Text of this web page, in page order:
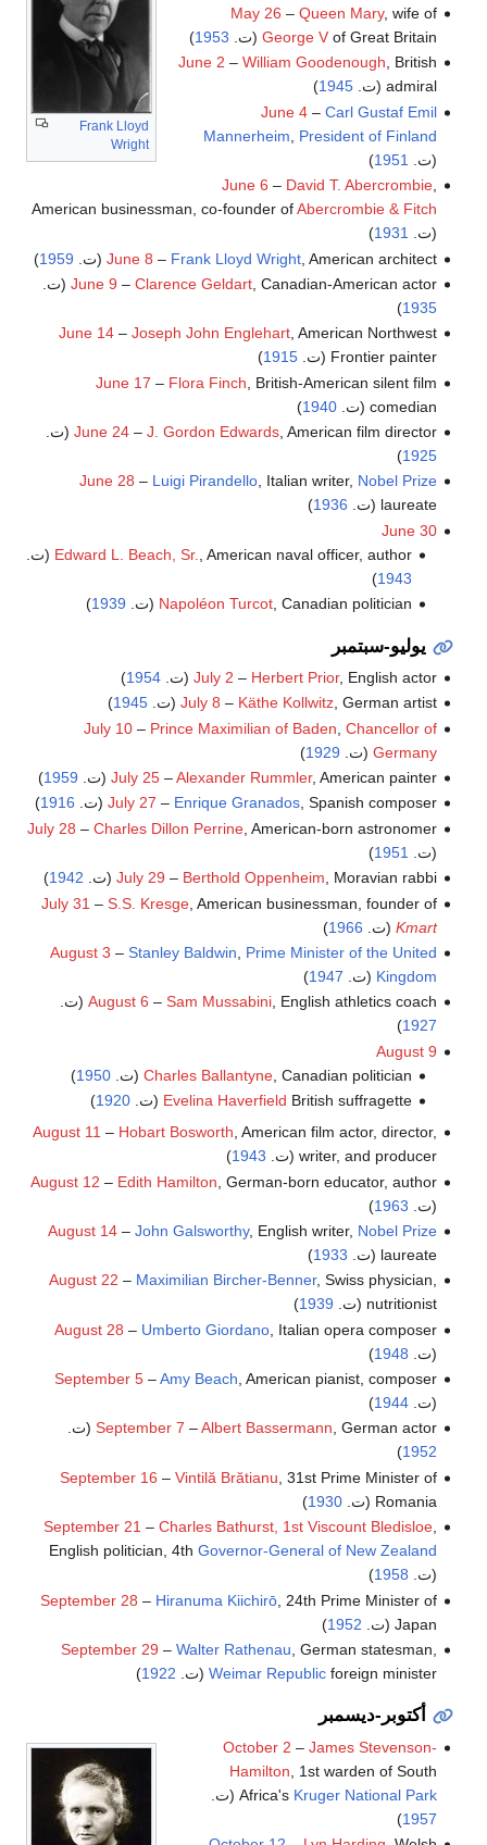
Frank Lloyd
Wright
May 26 – Queen Mary, wife of
George Vof Great Britain (ت. 1953
)
June 2 – William Goodenough, British
admiral (ت.
1945
)
June 4– Carl Gustaf Emil
Mannerheim
President of Finland
(ت.
1951
)
June 6 – David T. Abercrombie,
American businessman, co-founder ofAbercrombie & Fitch
(ت.
1931
)
June 8 – Frank Lloyd Wright, American architect (ت. 1959
)
June 9 – Clarence Geldart, Canadian-American actor (ت.
1935
)
June 14– Joseph John Englehart, American Northwest
Frontier painter (ت.
1915
)
June 17 – Flora Finch , British-American silent film
comedian (ت.
1940
)
June 24– J. Gordon Edwards, American film director (ت.
1925
)
June 28 – Luigi Pirandello, Italian writer, Nobel Prize
laureate (ت.
1936
)
June 30
Edward L. Beach, Sr.
, American naval officer, author (ت.
1943
)
Napoléon Turcot, Canadian politician (ت. 1939
)
يوليو-سبتمبر
July 2 – Herbert Prior, English actor (ت. 1954
)
July 8 – Käthe Kollwitz, German artist (ت. 1945
)
July 10– Prince Maximilian of Baden Chancellor of
Germany (ت. 1929
)
July 25–Alexander Rummler, American painter (ت. 1959
)
July 27 – Enrique Granados, Spanish composer (ت. 1916
)
July 28 – Charles Dillon Perrine, American-born astronomer
(ت.
1951
)
July 29 – Berthold Oppenheim , Moravian rabbi (ت. 1942
)
July 31 – S.S. Kresge, American businessman, founder of
Kmart (ت. 1966
)
August 3 – Stanley Baldwin
Prime Minister of the United
Kingdom (ت. 1947
)
August 6 – Sam Mussabini, English athletics coach (ت.
1927
)
August 9
Charles Ballantyne , Canadian politician (ت. 1950
)
Evelina Haverfield British suffragette (ت. 1920
)
August 11 – Hobart Bosworth , American film actor, director,
writer, and producer (ت.
1943
)
August 12 – Edith Hamilton , German-born educator, author
(ت. 1963
)
August 14– John Galsworthy, English writer, Nobel Prize
laureate (ت.
1933
)
August 22 – Maximilian Bircher-Benner, Swiss physician,
nutritionist (ت.
1939
)
August 28 – Umberto Giordano, Italian opera composer
(ت. 1948
)
September 5–Amy Beach , American pianist, composer
(ت.1944
)
September 7 –Albert Bassermann, German actor (ت.
1952
)
September 16 – Vintilă Brătianu , 31st Prime Minister of
Romania (ت.
1930
)
September 21 – Charles Bathurst, 1st Viscount Bledisloe,
English politician, 4th Governor-General of New Zealand
(ت. 1958
)
September 28 – Hiranuma Kiichirō, 24th Prime Minister of
Japan (ت.
1952
)
September 29 – Walter Rathenau , German statesman,
Weimar Republicforeign minister (ت. 1922
)
أكتوبر-ديسمبر
October 2 – James Stevenson-
Hamilton , 1st warden of South
Africa's Kruger National Park
(ت.
1957
)